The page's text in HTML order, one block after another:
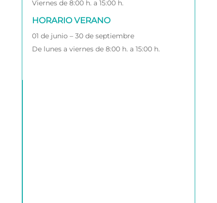
Viernes de 8:00 h. a 15:00 h.
HORARIO VERANO
01 de junio – 30 de septiembre
De lunes a viernes de 8:00 h. a 15:00 h.